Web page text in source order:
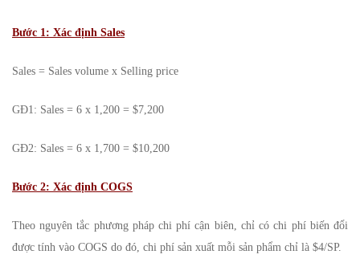
Bước 1: Xác định Sales
Sales = Sales volume x Selling price
GĐ1: Sales = 6 x 1,200 = $7,200
GĐ2: Sales = 6 x 1,700 = $10,200
Bước 2: Xác định COGS
Theo nguyên tắc phương pháp chi phí cận biên, chỉ có chi phí biến đổi
được tính vào COGS do đó, chi phí sản xuất mỗi sản phẩm chỉ là $4/SP.